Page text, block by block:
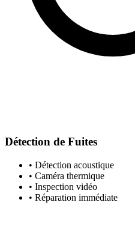
Détection de Fuites
• Détection acoustique
• Caméra thermique
• Inspection vidéo
• Réparation immédiate